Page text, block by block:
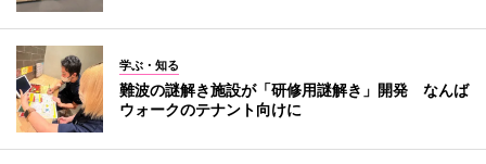
学ぶ・知る
難波の謎解き施設が「研修用謎解き」開発 なんば
ウォークのテナント向けに